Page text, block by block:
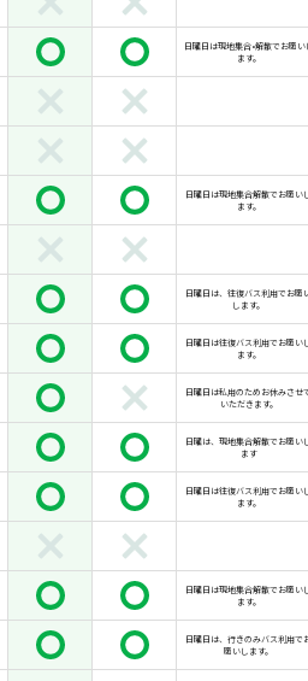
日曜日は現地集合•解散でお願い
ます。
日曜日は現地集合解散でお願い
ます。
日曜日は、往復バス利用でお願
します。
日曜日は往復バス利用でお願い
ます。
日曜日は私用のためお休みさせ
いただきます。
日曜は、現地集合解散でお願い
ます
日曜日は往復バス利用でお願い
ます。
日曜日は現地集合解散でお願い
ます。
日曜日は、行きのみバス利用で
願いします。